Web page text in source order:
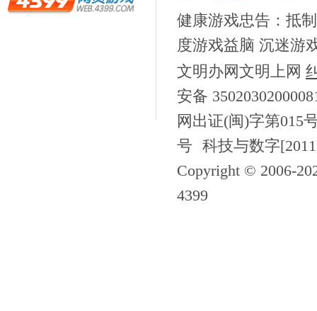
健康游戏忠告：抵
度游戏益脑 沉迷游
文明办网文明上网
安备
网出证(闽)字第015
号 科技与数字
Copyright © 2006-
4399